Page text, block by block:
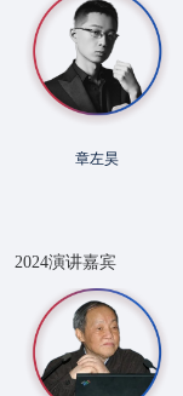
章左昊
2024演讲嘉宾